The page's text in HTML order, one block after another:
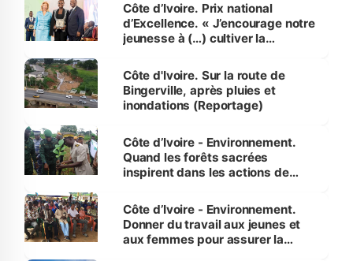
Côte d’Ivoire. Prix national
d’Excellence. « J’encourage notre
jeunesse à (…) cultiver la
(Alassane Ouattara
Côte d'Ivoire. Sur la route de
Bingerville, après pluies et
inondations (Reportage)
Côte d’Ivoire - Environnement.
Quand les forêts sacrées
inspirent dans les actions de
Côte d’Ivoire - Environnement.
Donner du travail aux jeunes et
aux femmes pour assurer la